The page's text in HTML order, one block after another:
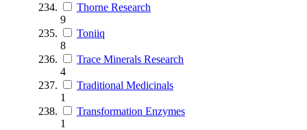
Thorne Research
9
Toniiq
8
Trace Minerals Research
4
Traditional Medicinals
1
Transformation Enzymes
1